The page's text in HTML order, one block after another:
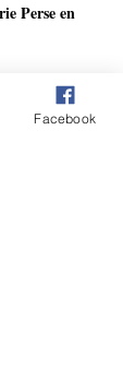
Perse en
avons le
du livre
d’Alain Facebook